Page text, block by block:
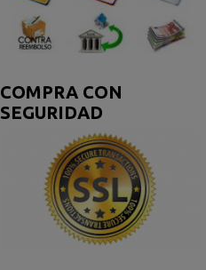
COMPRA CON
SEGURIDAD